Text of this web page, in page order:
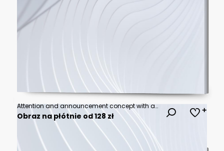
Attention and announcement concept with an idea light bulb flying to the sky like a rocket - Flat lay
Obraz na płótnie od 128 zł